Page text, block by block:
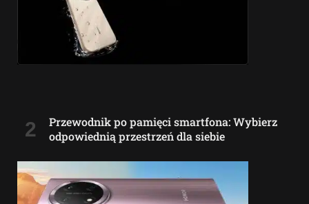
Przewodnik po pamięci smartfona: Wybierz
odpowiednią przestrzeń dla siebie